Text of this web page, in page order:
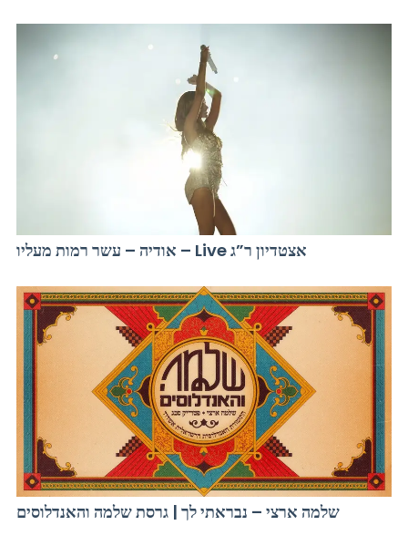
אודיה – עשר רמות מעליו – Live אצטדיון ר”ג
שלמה ארצי – נבראתי לך | גרסת שלמה והאנדלוסים